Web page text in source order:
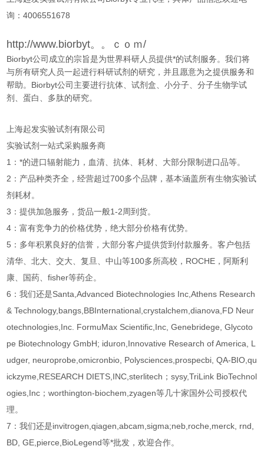
询：4006551678
http://www.biorbyt。。ｃｏｍ/
Biorbyt公司成立的宗旨是为世界科研人员提供*的试剂服务。我们将
与所有研究人员一起进行科研试剂的研究，并且愿意为之提供服务和
帮助。Biorbyt公司主要进行抗体、试剂盒、小分子、分子生物学试
剂、蛋白、多肽的研究。
上海起发实验试剂有限公司
实验试剂一站式采购服务商
1：*的进口辐射能力，血清、抗体、耗材、大部分限制进口品等。
2：产品种类齐全，经营超过700多个品牌，基本涵盖所有生物实验试
剂耗材。
3：提供加急服务，货品一般1-2周到货。
4：富有竞争力的价格优势，绝大部分价格有优势。
5：多年积累良好的信誉，大部分客户提供货到付款服务。客户包括
清华、北大、交大、复旦、中山等100多所高校，ROCHE，阿斯利
康、国药、fisher等药企。
6：我们还是Santa,Advanced Biotechnologies Inc,Athens Research
& Technology,bangs,BBInternational,crystalchem,dianova,FD Neur
otechnologies,Inc. FormuMax Scientific,Inc, Genebridege, Glycoto
pe Biotechnology GmbH; iduron,Innovative Research of America, L
udger, neuroprobe,omicronbio, Polysciences,prospecbi, QA-BIO,qu
ickzyme,RESEARCH DIETS,INC,sterlitech；sysy,TriLink BioTechnol
ogies,Inc；worthington-biochem,zyagen等几十家国外公司授权代
理。
7：我们还是invitrogen,qiagen,abcam,sigma;neb,roche,merck, rnd,
BD, GE,pierce,BioLegend等*批发，欢迎合作。